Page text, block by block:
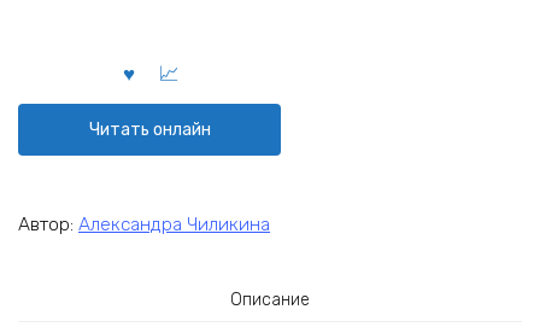
Читать онлайн
Автор: Александра Чиликина
Описание